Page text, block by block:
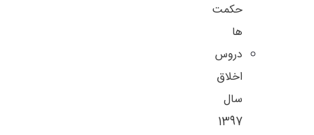
حکمت
ها
دروس
اخلاق
سال
1397